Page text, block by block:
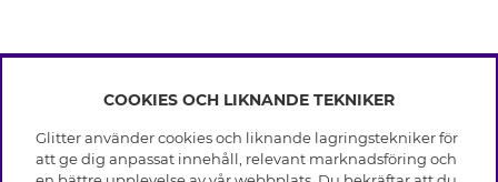
INFO
Leverans
Villkor
OM GLITTER
COOKIES OCH LIKNANDE TEKNIKER
Glitter använder cookies och liknande lagringstekniker för
att ge dig anpassat innehåll, relevant marknadsföring och